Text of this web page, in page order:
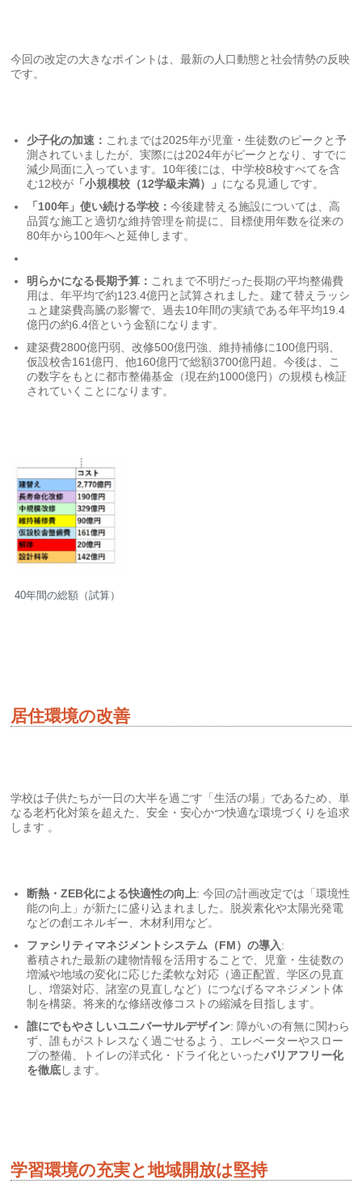
今回の改定の大きなポイントは、最新の人口動態と社会情勢の反映
です。
少子化の加速： これまでは2025年が児童・生徒数のピークと予
測されていましたが、実際には2024年がピークとなり、すでに
減少局面に入っています。10年後には、中学校8校すべてを含
む12校が 「小規模校（12学級未満）」 になる見通しです。
「100年」使い続ける学校：今後建替える施設については、高
品質な施工と適切な維持管理を前提に、目標使用年数を従来の
80年から100年へと延伸します。
明らかになる長期予算： これまで不明だった長期の平均整備費
用は、年平均で約123.4億円と試算されました。建て替えラッシ
ュと建築費高騰の影響で、過去10年間の実績である年平均19.4
億円の約6.4倍という金額になります。
建築費2800億円弱、改修500億円強、維持補修に100億円弱、
仮設校舎161億円、他160億円で総額3700億円超。今後は、こ
の数字をもとに都市整備基金（現在約1000億円）の規模も検証
されていくことになります。
40年間の総額（試算）
居住環境の改善
学校は子供たちが一日の大半を過ごす「生活の場」であるため、単
なる老朽化対策を超えた、安全・安心かつ快適な環境づくりを追求
します 。
断熱・ZEB化による快適性の向上: 今回の計画改定では「環境性
能の向上」が新たに盛り込まれました。脱炭素化や太陽光発電
などの創エネルギー、木材利用など。
ファシリティマネジメントシステム（FM）の導入:
蓄積された最新の建物情報を活用することで、児童・生徒数の
増減や地域の変化に応じた柔軟な対応（適正配置、学区の見直
し、増築対応、諸室の見直しなど）につなげるマネジメント体
制を構築。将来的な修繕改修コストの縮減を目指します。
誰にでもやさしいユニバーサルデザイン: 障がいの有無に関わら
ず、誰もがストレスなく過ごせるよう、エレベーターやスロー
プの整備、トイレの洋式化・ドライ化といったバリアフリー化
を徹底します。
学習環境の充実と地域開放は堅持